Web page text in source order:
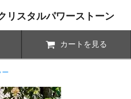
スタルパワーストーン
カートを見る
ー